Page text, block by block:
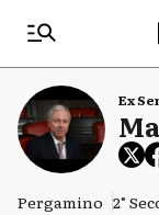
Ex
Pergamino 2°